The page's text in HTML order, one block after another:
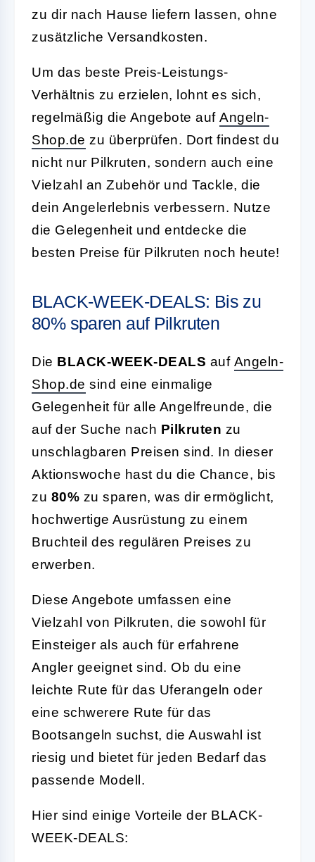
zu dir nach Hause liefern lassen, ohne
zusätzliche Versandkosten.
Um das beste Preis-Leistungs-
Verhältnis zu erzielen, lohnt es sich,
regelmäßig die Angebote auf Angeln-
Shop.de zu überprüfen. Dort findest du
nicht nur Pilkruten, sondern auch eine
Vielzahl an Zubehör und Tackle, die
dein Angelerlebnis verbessern. Nutze
die Gelegenheit und entdecke die
besten Preise für Pilkruten noch heute!
BLACK-WEEK-DEALS: Bis zu
80% sparen auf Pilkruten
Die BLACK-WEEK-DEALS auf Angeln-
Shop.de sind eine einmalige
Gelegenheit für alle Angelfreunde, die
auf der Suche nach Pilkruten zu
unschlagbaren Preisen sind. In dieser
Aktionswoche hast du die Chance, bis
zu 80% zu sparen, was dir ermöglicht,
hochwertige Ausrüstung zu einem
Bruchteil des regulären Preises zu
erwerben.
Diese Angebote umfassen eine
Vielzahl von Pilkruten, die sowohl für
Einsteiger als auch für erfahrene
Angler geeignet sind. Ob du eine
leichte Rute für das Uferangeln oder
eine schwerere Rute für das
Bootsangeln suchst, die Auswahl ist
riesig und bietet für jeden Bedarf das
passende Modell.
Hier sind einige Vorteile der BLACK-
WEEK-DEALS: